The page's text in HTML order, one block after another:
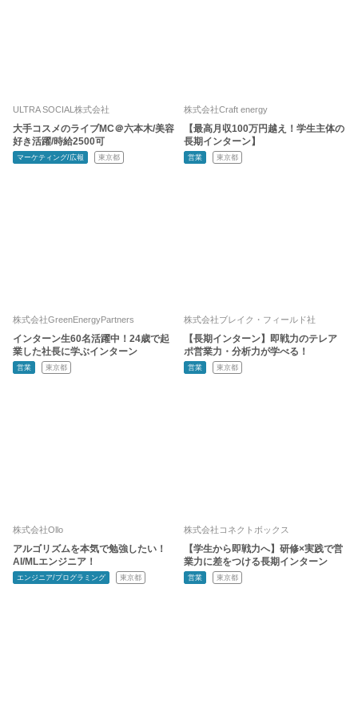
ULTRA SOCIAL株式会社
大手コスメのライブMC＠六本木/美容
好き活躍/時給2500可
マーケティング/広報 東京都
株式会社Craft energy
【最高月収100万円越え！学生主体の
長期インターン】
営業 東京都
株式会社GreenEnergyPartners
インターン生60名活躍中！24歳で起
業した社長に学ぶインターン
営業 東京都
株式会社ブレイク・フィールド社
【長期インターン】即戦力のテレア
ポ営業力・分析力が学べる！
営業 東京都
株式会社Ollo
アルゴリズムを本気で勉強したい！
AI/MLエンジニア！
エンジニア/プログラミング 東京都
株式会社コネクトボックス
【学生から即戦力へ】研修×実践で営
業力に差をつける長期インターン
営業 東京都